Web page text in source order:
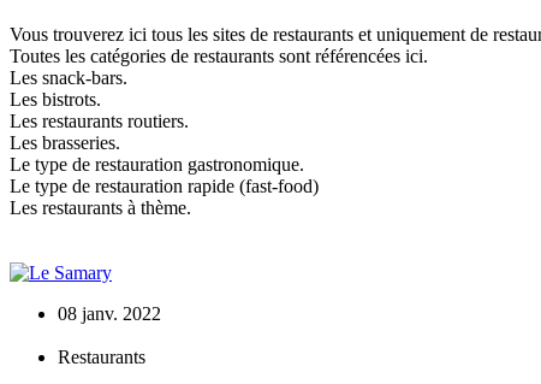
Vous trouverez ici tous les sites de restaurants et uniquement de
Toutes les catégories de restaurants sont référencées ici.
Les snack-bars.
Les bistrots.
Les restaurants routiers.
Les brasseries.
Le type de restauration gastronomique.
Le type de restauration rapide (fast-food)
Les restaurants à thème.
08 janv. 2022
Restaurants